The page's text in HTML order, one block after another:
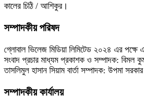
কালের চিঠি / আশিকুর।
সম্পাদকীয় পরিষদ
গ্লোবাল ভিলেজ মিডিয়া লিমিটেড ২০২৪ এর পক্ষে
সংবাদ প্রচার মাধ্যম প্রকাশক ও সম্পাদক: বিমল
তাসলিমুল হাসান সিয়াম বার্তা সম্পাদক: উপমা সরকার
সম্পাদকীয় কার্যালয়